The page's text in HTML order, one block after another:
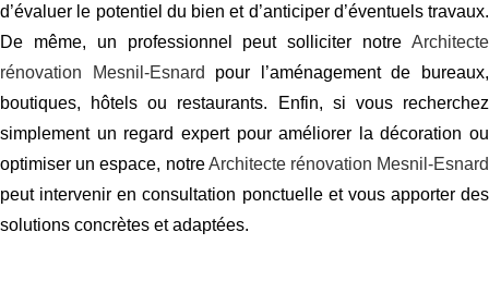
d’évaluer le potentiel du bien et d’anticiper d’éventuels travaux.
De même, un professionnel peut solliciter notre Architecte
rénovation Mesnil-Esnard pour l’aménagement de bureaux,
boutiques, hôtels ou restaurants. Enfin, si vous recherchez
simplement un regard expert pour améliorer la décoration ou
optimiser un espace, notreArchitecte rénovation Mesnil-Esnard
peut intervenir en consultation ponctuelle et vous apporter des
solutions concrètes et adaptées.